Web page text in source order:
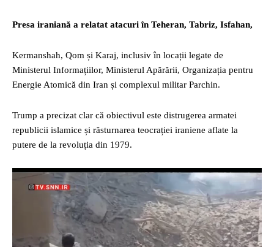
Presa iraniană a relatat atacuri în Teheran, Tabriz, Isfahan,
Kermanshah, Qom și Karaj, inclusiv în locații legate de
Ministerul Informațiilor, Ministerul Apărării, Organizația pentru
Energie Atomică din Iran și complexul militar Parchin.
Trump a precizat clar că obiectivul este distrugerea armatei
republicii islamice și răsturnarea teocrației iraniene aflate la
putere de la revoluția din 1979.